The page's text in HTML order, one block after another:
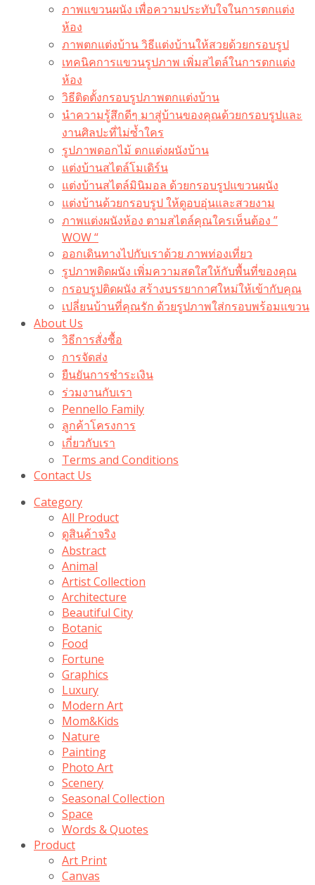
ภาพแขวนผนัง เพื่อความประทับใจในการตกแต่ง
ห้อง
ภาพตกแต่งบ้าน วิธีแต่งบ้านให้สวยด้วยกรอบรูป
เทคนิคการแขวนรูปภาพ เพิ่มสไตล์ในการตกแต่ง
ห้อง
วิธีติดตั้งกรอบรูปภาพตกแต่งบ้าน
นำความรู้สึกดีๆ มาสู่บ้านของคุณด้วยกรอบรูปและ
งานศิลปะที่ไม่ซ้ำใคร
รูปภาพดอกไม้ ตกแต่งผนังบ้าน
แต่งบ้านสไตล์โมเดิร์น
แต่งบ้านสไตล์มินิมอล ด้วยกรอบรูปแขวนผนัง
แต่งบ้านด้วยกรอบรูป ให้ดูอบอุ่นและสวยงาม
ภาพแต่งผนังห้อง ตามสไตล์คุณใครเห็นต้อง ”
WOW “
ออกเดินทางไปกับเราด้วย ภาพท่องเที่ยว
รูปภาพติดผนัง เพิ่มความสดใสให้กับพื้นที่ของคุณ
กรอบรูปติดผนัง สร้างบรรยากาศใหม่ให้เข้ากับคุณ
เปลี่ยนบ้านที่คุณรัก ด้วยรูปภาพใส่กรอบพร้อมแขวน​
About Us
วิธีการสั่งซื้อ
การจัดส่ง
ยืนยันการชำระเงิน
ร่วมงานกับเรา
Pennello Family
ลูกค้าโครงการ
เกี่ยวกับเรา
Terms and Conditions
Contact Us
Category
All Product
ดูสินค้าจริง
Abstract
Animal
Artist Collection
Architecture
Beautiful City
Botanic
Food
Fortune
Graphics
Luxury
Modern Art
Mom&Kids
Nature
Painting
Photo Art
Scenery
Seasonal Collection
Space
Words & Quotes
Product
Art Print
Canvas